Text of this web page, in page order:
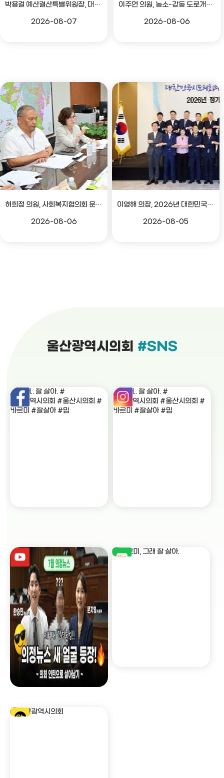
박용걸 예산결산특별위원장, 대공원로 확장공사 현안점검 간담회
2026-08-07
이주언 의원, 농소-강동 도로개설 민원 현장 점검
2026-08-06
허희정 의원, 사회복지협의회 운영 관련 간담회
2026-08-06
이영해 의장, 2026년 대한민국시도의회의장협의회 정기회 참석
2026-08-05
울산광역시의회 #SNS